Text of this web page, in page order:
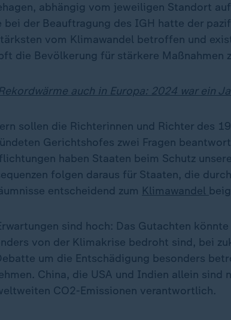
abhängig vom jeweiligen Standort
bei der Beauftragung des IGH hatte der
vom Klimawandel betroffen und
die Bevölkerung für stärkere Maßnahmen
auch in Europa: 2024 war ein
sollen die Richterinnen und Richter des
Gerichtshofes zwei Fragen
haben Staaten beim Schutz
folgen daraus für Staaten, die
entscheidend zum Klimawandel
sind hoch: Das Gutachten
von der Klimakrise bedroht sind, bei
um die Entschädigung besonders
China, die USA und Indien allein sind
CO2-Emissionen verantwortlich.